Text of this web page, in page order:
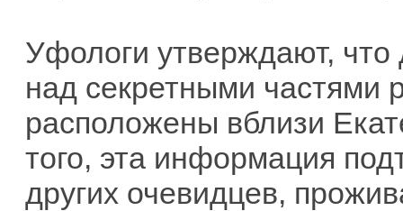
Уфологи утверждают, что
над секретными частями
расположены вблизи
того, эта информация
других очевидцев,